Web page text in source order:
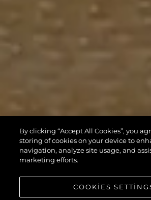
By clicking “Accept All Cookies”, you
storing of cookies on your device to
navigation, analyze site usage, and
marketing efforts.
COOKIES